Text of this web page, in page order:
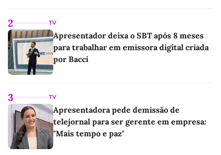
2 TV
Apresentador deixa o SBT após 8 meses
para trabalhar em emissora digital criada
por Bacci
3 TV
Apresentadora pede demissão de
telejornal para ser gerente em empresa:
"Mais tempo e paz"